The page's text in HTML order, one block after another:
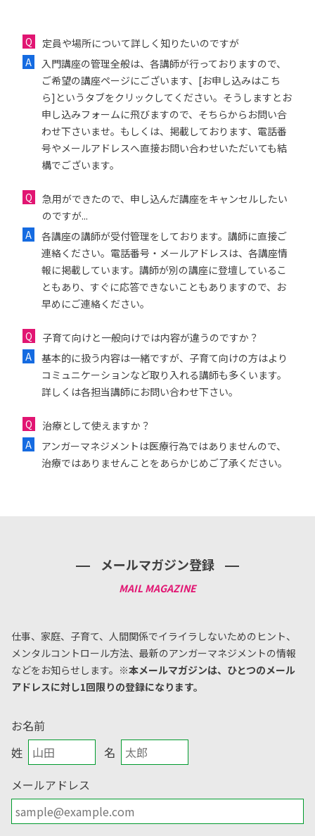
定員や場所について詳しく知りたいのですが
入門講座の管理全般は、各講師が行っておりますので、
ご希望の講座ページにございます、[お申し込みはこち
ら]というタブをクリックしてください。そうしますとお
申し込みフォームに飛びますので、そちらからお問い合
わせ下さいませ。もしくは、掲載しております、電話番
号やメールアドレスへ直接お問い合わせいただいても結
構でございます。
急用ができたので、申し込んだ講座をキャンセルしたい
のですが...
各講座の講師が受付管理をしております。講師に直接ご
連絡ください。電話番号・メールアドレスは、各講座情
報に掲載しています。講師が別の講座に登壇しているこ
ともあり、すぐに応答できないこともありますので、お
早めにご連絡ください。
子育て向けと一般向けでは内容が違うのですか？
基本的に扱う内容は一緒ですが、子育て向けの方はより
コミュニケーションなど取り入れる講師も多くいます。
詳しくは各担当講師にお問い合わせ下さい。
治療として使えますか？
アンガーマネジメントは医療行為ではありませんので、
治療ではありませんことをあらかじめご了承ください。
メールマガジン登録
仕事、家庭、子育て、人間関係でイライラしないためのヒント、
メンタルコントロール方法、 最新のアンガーマネジメントの情報
などをお知らせします。 ※本メールマガジンは、ひとつのメール
アドレスに対し1回限りの登録になります。
お名前
姓
名
メールアドレス